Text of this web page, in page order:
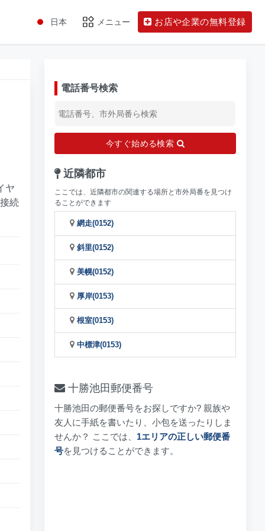
日本 メニュー お店や企業の無料登録
ヤ
続
電話番号検索
今すぐ始める検索
近隣都市
ここでは、近隣都市の関連する場所と市外局番を見つけ
ることができます
網走(0152)
斜里(0152)
美幌(0152)
厚岸(0153)
根室(0153)
中標津(0153)
十勝池田郵便番号
十勝池田の郵便番号をお探しですか? 親族や
友人に手紙を書いたり、小包を送ったりしま
せんか？ ここでは、 1エリアの正しい郵便番
号を見つけることができます。